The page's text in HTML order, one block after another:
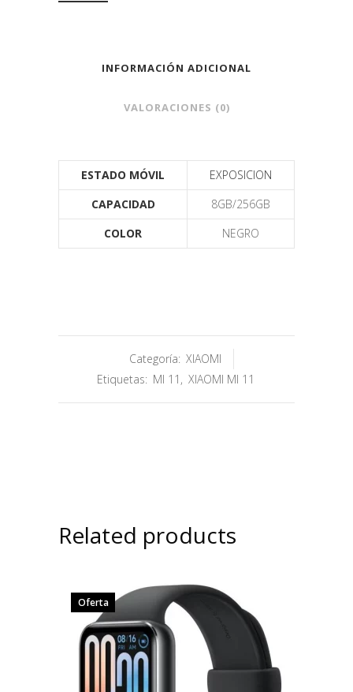
INFORMACIÓN ADICIONAL
VALORACIONES (0)
ESTADO MÓVIL
EXPOSICION
CAPACIDAD
8GB/256GB
COLOR
NEGRO
Categoría: XIAOMI
Etiquetas: MI 11 , XIAOMI MI 11
Related products
Oferta